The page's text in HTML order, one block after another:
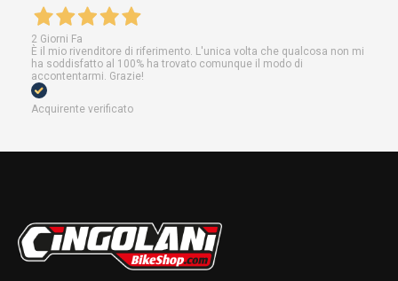
2 Giorni Fa
È il mio rivenditore di riferimento. L'unica volta che qualcosa non mi
ha soddisfatto al 100% ha trovato comunque il modo di
accontentarmi. Grazie!
Acquirente verificato